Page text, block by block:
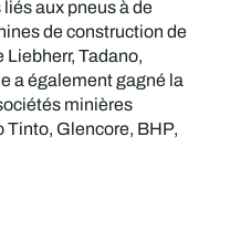
aux pneus à de
de construction de
Tadano,
a également gagné la
minières
Glencore, BHP,